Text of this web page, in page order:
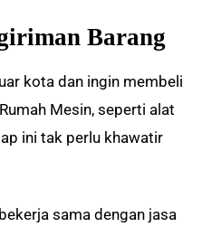
Barang
kota dan ingin membeli
Mesin, seperti alat
ini tak perlu khawatir
sama dengan jasa